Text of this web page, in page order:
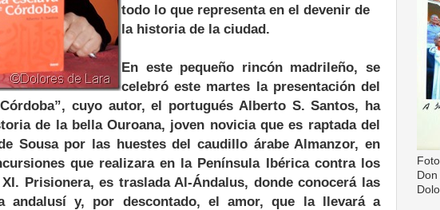
todo lo que representa en el devenir de
la historia de la ciudad.
En este pequeño rincón madrileño, se
celebró este martes la presentación del
cuyo autor, el portugués Alberto S. Santos, ha
de la bella Ouroana, joven novicia que es raptada del
Sousa por las huestes del caudillo árabe Almanzor, en
que realizara en la Península Ibérica contra los
Prisionera, es traslada Al-Ándalus, donde conocerá las
andalusí y, por descontado, el amor, que la llevará a